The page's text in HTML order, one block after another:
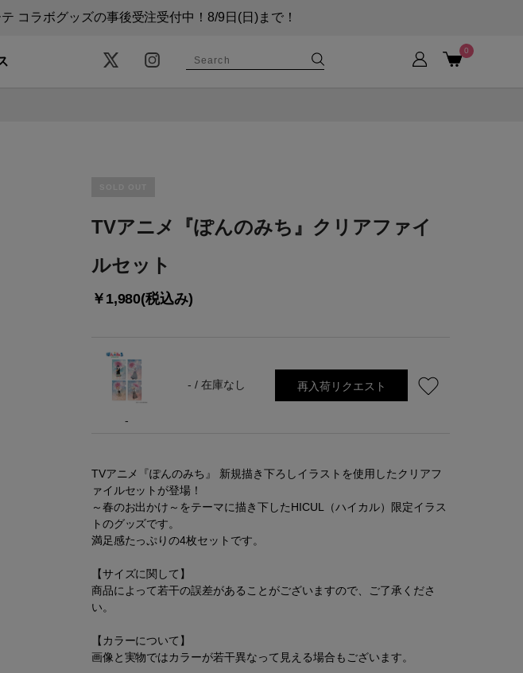
コラボグッズの事後受注受付中！8/9日(日)まで！
0
TVアニメ『ぽんのみち』クリアファイ
ルセット
￥1,980(税込み)
-
- / 在庫なし 再入荷リクエスト
TVアニメ『ぽんのみち』 新規描き下ろしイラストを使用したクリアフ
ァイルセットが登場！
～春のお出かけ～をテーマに描き下したHICUL（ハイカル）限定イラス
トのグッズです。
満足感たっぷりの4枚セットです。
【サイズに関して】
商品によって若干の誤差があることがございますので、ご了承くださ
い。
【カラーについて】
画像と実物ではカラーが若干異なって見える場合もございます。